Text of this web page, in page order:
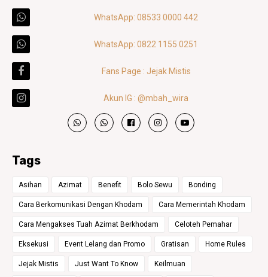
WhatsApp: 08533 0000 442
WhatsApp: 0822 1155 0251
Fans Page : Jejak Mistis
Akun IG : @mbah_wira
Tags
Asihan Azimat Benefit Bolo Sewu Bonding
Cara Berkomunikasi Dengan Khodam Cara Memerintah Khodam
Cara Mengakses Tuah Azimat Berkhodam Celoteh Pemahar
Eksekusi Event Lelang dan Promo Gratisan Home Rules
Jejak Mistis Just Want To Know Keilmuan